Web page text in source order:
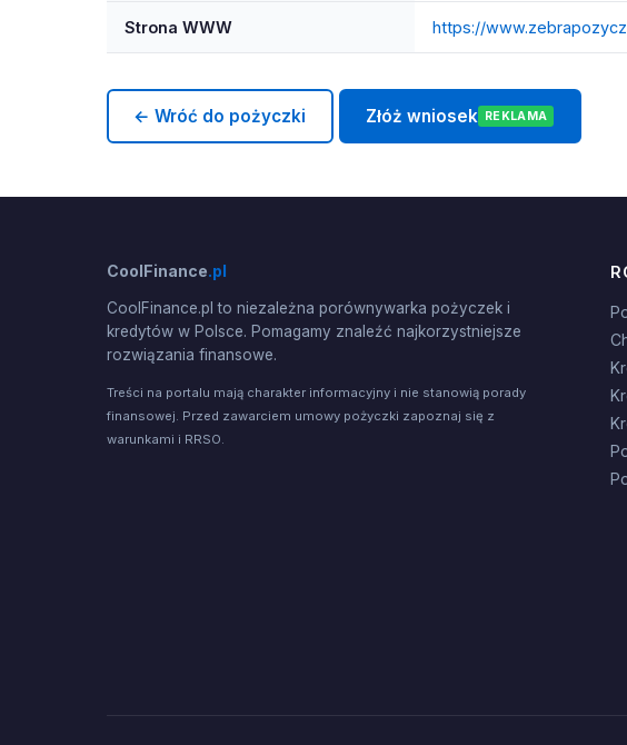
Strona WWW https://
← Wróć do pożyczki Złóż wniosek REKLAMA
CoolFinance.pl
CoolFinance.pl to niezależna porównywarka pożyczek i
kredytów w Polsce. Pomagamy znaleźć najkorzystniejsze
rozwiązania finansowe.
Treści na portalu mają charakter informacyjny i nie stanowią porady
finansowej. Przed zawarciem umowy pożyczki zapoznaj się z
warunkami i RRSO.